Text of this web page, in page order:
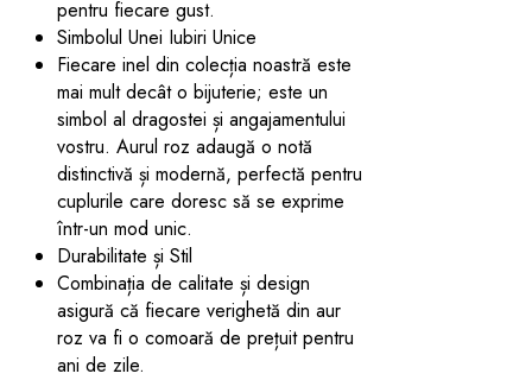
pentru fiecare gust.
Simbolul Unei Iubiri Unice
Fiecare inel din colecția noastră este
mai mult decât o bijuterie; este un
simbol al dragostei și angajamentului
vostru. Aurul roz adaugă o notă
distinctivă și modernă, perfectă pentru
cuplurile care doresc să se exprime
într-un mod unic.
Durabilitate și Stil
Combinația de calitate și design
asigură că fiecare verighetă din aur
roz va fi o comoară de prețuit pentru
ani de zile.